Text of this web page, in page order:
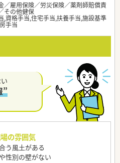
／雇用保険／労災保険／薬剤師賠償責
その他健保
,資格手当,住宅手当,扶養手当,施設基準
手当
”
の雰囲気
う風土がある
性別の壁がない